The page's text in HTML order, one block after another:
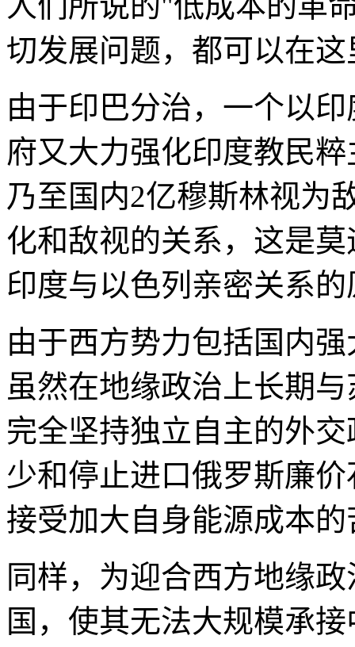
切发展问题，都可以在
由于印巴分治，一个以
府又大力强化印度教民
乃至国内2亿穆斯林视为
化和敌视的关系，这是
印度与以色列亲密关系的
由于西方势力包括国内
虽然在地缘政治上长期
完全坚持独立自主的外
少和停止进口俄罗斯廉
接受加大自身能源成本的
同样，为迎合西方地缘
国，使其无法大规模承